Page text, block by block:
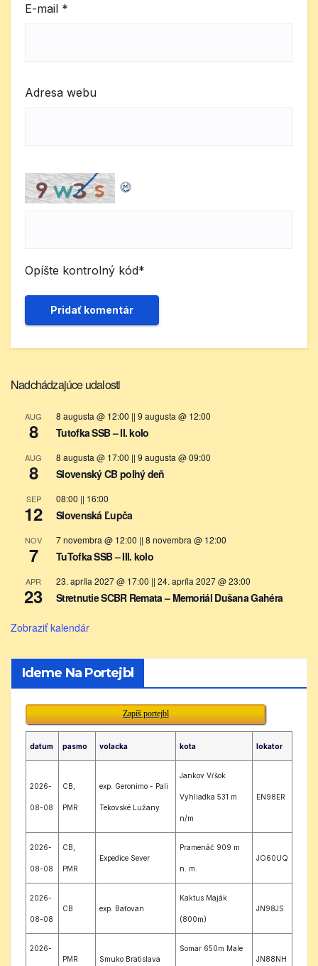
E-mail *
Adresa webu
Opíšte kontrolný kód*
Nadchádzajúce udalosti
AUG
8
8 augusta @ 12:00 || 9 augusta @ 12:00
Tutofka SSB – II. kolo
AUG
8
8 augusta @ 17:00 || 9 augusta @ 09:00
Slovenský CB poľný deň
SEP
12
08:00 || 16:00
Slovenská Ľupča
NOV
7
7 novembra @ 12:00 || 8 novembra @ 12:00
TuTofka SSB – III. kolo
APR
23
23. apríla 2027 @ 17:00 || 24. apríla 2027 @ 23:00
Stretnutie SCBR Remata – Memoriál Dušana Gahéra
Zobraziť kalendár
Ideme Na Portejbl
Zapíš portejbl
datum pasmo volacka kota lokator
2026-
08-08
CB,
PMR
exp. Geronimo - Pali
Tekovské Lužany
Jankov Vŕšok
Vyhliadka 531 m
n/m
EN98ER
2026-
08-08
CB,
PMR
Expedice Sever
Pramenáč 909 m
n. m.
JO60UQ
2026-
08-08
CB exp. Baťovan
Kaktus Maják
(800m)
JN98JS
2026-
PMR Smuko Bratislava
Somar 650m Male
JN88NH